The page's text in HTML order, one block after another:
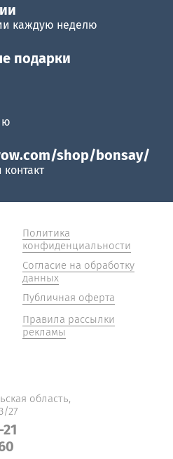
каждую неделю
подарки
shop/bonsay/
Политика
конфиденциальности
Согласие на обработку
данных
Публичная оферта
Правила рассылки
рекламы
область,
27